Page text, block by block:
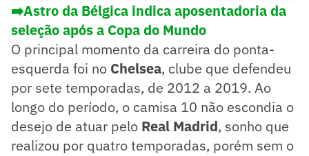
➡️Astro da Bélgica indica aposentadoria da
seleção após a Copa do Mundo
O principal momento da carreira do ponta-
esquerda foi no Chelsea, clube que defendeu
por sete temporadas, de 2012 a 2019. Ao
longo do período, o camisa 10 não escondia o
desejo de atuar pelo Real Madrid, sonho que
realizou por quatro temporadas, porém sem o